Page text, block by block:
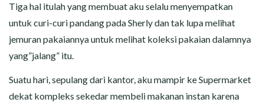
Tiga hal itulah yang membuat aku selalu menyempatkan
untuk curi-curi pandang pada Sherly dan tak lupa melihat
jemuran pakaiannya untuk melihat koleksi pakaian dalamnya
yang”jalang” itu.
Suatu hari, sepulang dari kantor, aku mampir ke Supermarket
dekat kompleks sekedar membeli makanan instan karena